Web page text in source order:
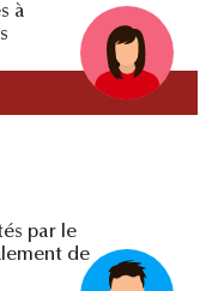
à
par le
de